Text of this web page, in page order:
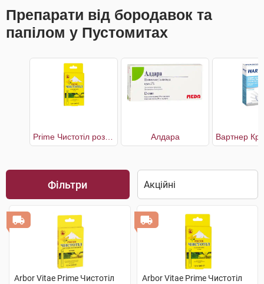
Препарати від бородавок та
папілом у Пустомитах
Алдара
Фільтри
Arbor Vitae Prime Чистотіл
Arbor Vitae Prime Чистотіл